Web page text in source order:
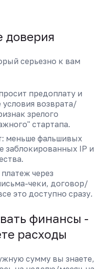
доверия
серьезно к вам
предоплату и
возврата/
зрелого
стартапа.
меньше фальшивых
заблокированных IP и
через
чеки, договор/
это доступно сразу.
финансы -
расходы
сумму вы знаете,